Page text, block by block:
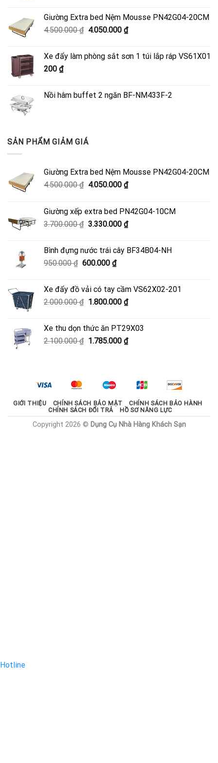
Giường Extra bed Nệm Mousse PN42G04-20CM
4.500.000₫ Giá
4.500.000 ₫.
4.050.000 ₫Giá
là:
Xe đẩy làm phòng sắt sơn 1 túi lắp ráp VS61X01
200 ₫
Nồi hâm buffet 2 ngăn BF-NM433F-2
SẢN PHẨM GIẢM GIÁ
Giường Extra bed Nệm Mousse PN42G04-20CM
4.500.000₫ Giá
4.500.000 ₫.
4.050.000 ₫Giá
là:
4.050.000 ₫.
Giường xếp extra bed PN42G04-10CM
3.700.000₫ Giá
3.700.000 ₫.
3.330.000 ₫Giá
là:
Bình đựng nước trái cây BF34B04-NH
950.000₫ Giá
950.000 ₫.
600.000 ₫Giá
là:
600.000 ₫.
Xe đẩy đồ vải có tay cầm VS62X02-201
2.000.000₫ Giá
2.000.000 ₫.
1.800.000 ₫Giá
là:
1.800.000 ₫.
Xe thu dọn thức ăn PT29X03
2.100.000₫ Giá
1.785.000 ₫Giá
1.785.000 ₫.
GIỚI THIỆU CHÍNH SÁCH BẢO MẬT
CHÍNH SÁCH BẢO HÀNH
CHÍNH SÁCH ĐỔI TRẢ
HỒ SƠ NĂNG LỰC
Copyright 2026 © Dụng Cụ Nhà Hàng Khách Sạn
Hotline